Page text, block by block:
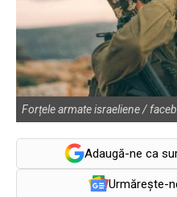
Forțele armate israeliene /
Adaugă-ne ca
Urmărește-